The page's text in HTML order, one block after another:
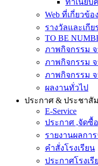
ทำเนียบ
Web ที่เกี่ยวข้อง
รางวัลและเกีย
TO BE
ภาพกิจกรรม จ
ภาพกิจกรรม จ
ภาพกิจกรรม จ
ผลงานทั่วไป
ประกาศ & ประชาสั
E-Service
ประกาศ ,จัดซื้
รายงานผลกา
คำสั่งโรงเรียน
ประกาศโรงเรี